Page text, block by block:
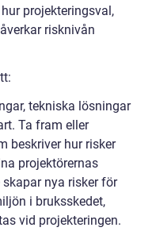
projekteringsval,
risknivån
tekniska lösningar
Ta fram eller
beskriver hur risker
projektörernas
nya risker för
i bruksskedet,
vid projekteringen.